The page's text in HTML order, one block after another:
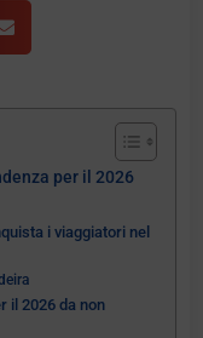
per il 2026
i viaggiatori nel
il 2026 da non